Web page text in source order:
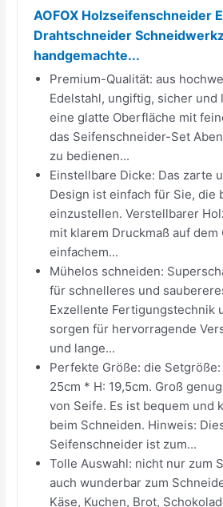
AOFOX Holzseifenschneider
Drahtschneider
handgemachte...
Premium-Qualität: aus
Edelstahl, ungiftig, sicher und
eine glatte Oberfläche mit
das Seifenschneider-Set
zu bedienen...
Einstellbare Dicke: Das zarte
Design ist einfach für Sie, die
einzustellen. Verstellbarer
mit klarem Druckmaß auf dem
einfachem...
Mühelos schneiden:
für schnelleres und
Exzellente Fertigungstechnik
sorgen für hervorragende
und lange...
Perfekte Größe: die
25cm * H: 19,5cm. Groß
von Seife. Es ist bequem und
beim Schneiden. Hinweis:
Seifenschneider ist zum...
Tolle Auswahl: nicht nur zum
auch wunderbar zum
Käse, Kuchen, Brot,